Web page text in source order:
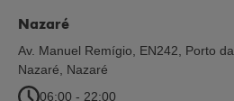
Nazaré
Av. Manuel Remígio, EN242, Porto da
Nazaré
Nazaré
06:00 - 22:00